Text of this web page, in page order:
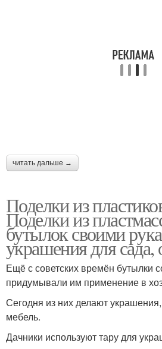
читать дальше →
Поделки из
Поделки из
бутылок своими
украшения для сада,
Ещё с советских времён бутылки
придумывали им применение в
Сегодня из них делают
мебель.
Дачники используют тару для